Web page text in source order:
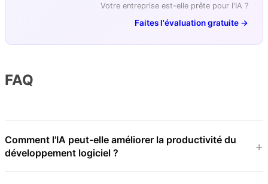
Votre entreprise est-elle prête pour l'IA ?
Faites l'évaluation gratuite →
FAQ
Comment l'IA peut-elle améliorer la productivité du
développement logiciel ?